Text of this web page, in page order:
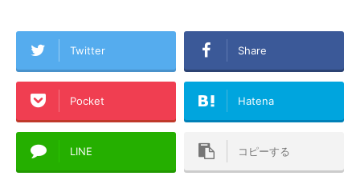
Twitter Share
Pocket Hatena
LINE コピーする